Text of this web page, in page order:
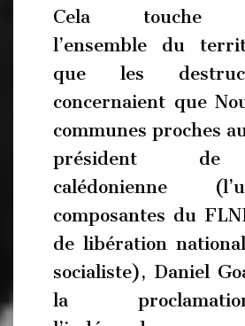
Cela touche
l’ensemble du
que les
concernaient que
communes proches
président de
calédonienne
composantes du
de libération
socialiste), Daniel
la